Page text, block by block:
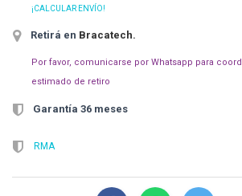
¡CALCULAR ENVÍO!
Retirá en Bracatech.
Por favor, comunicarse por Whatsapp para
estimado de retiro
Garantía 36 meses
RMA